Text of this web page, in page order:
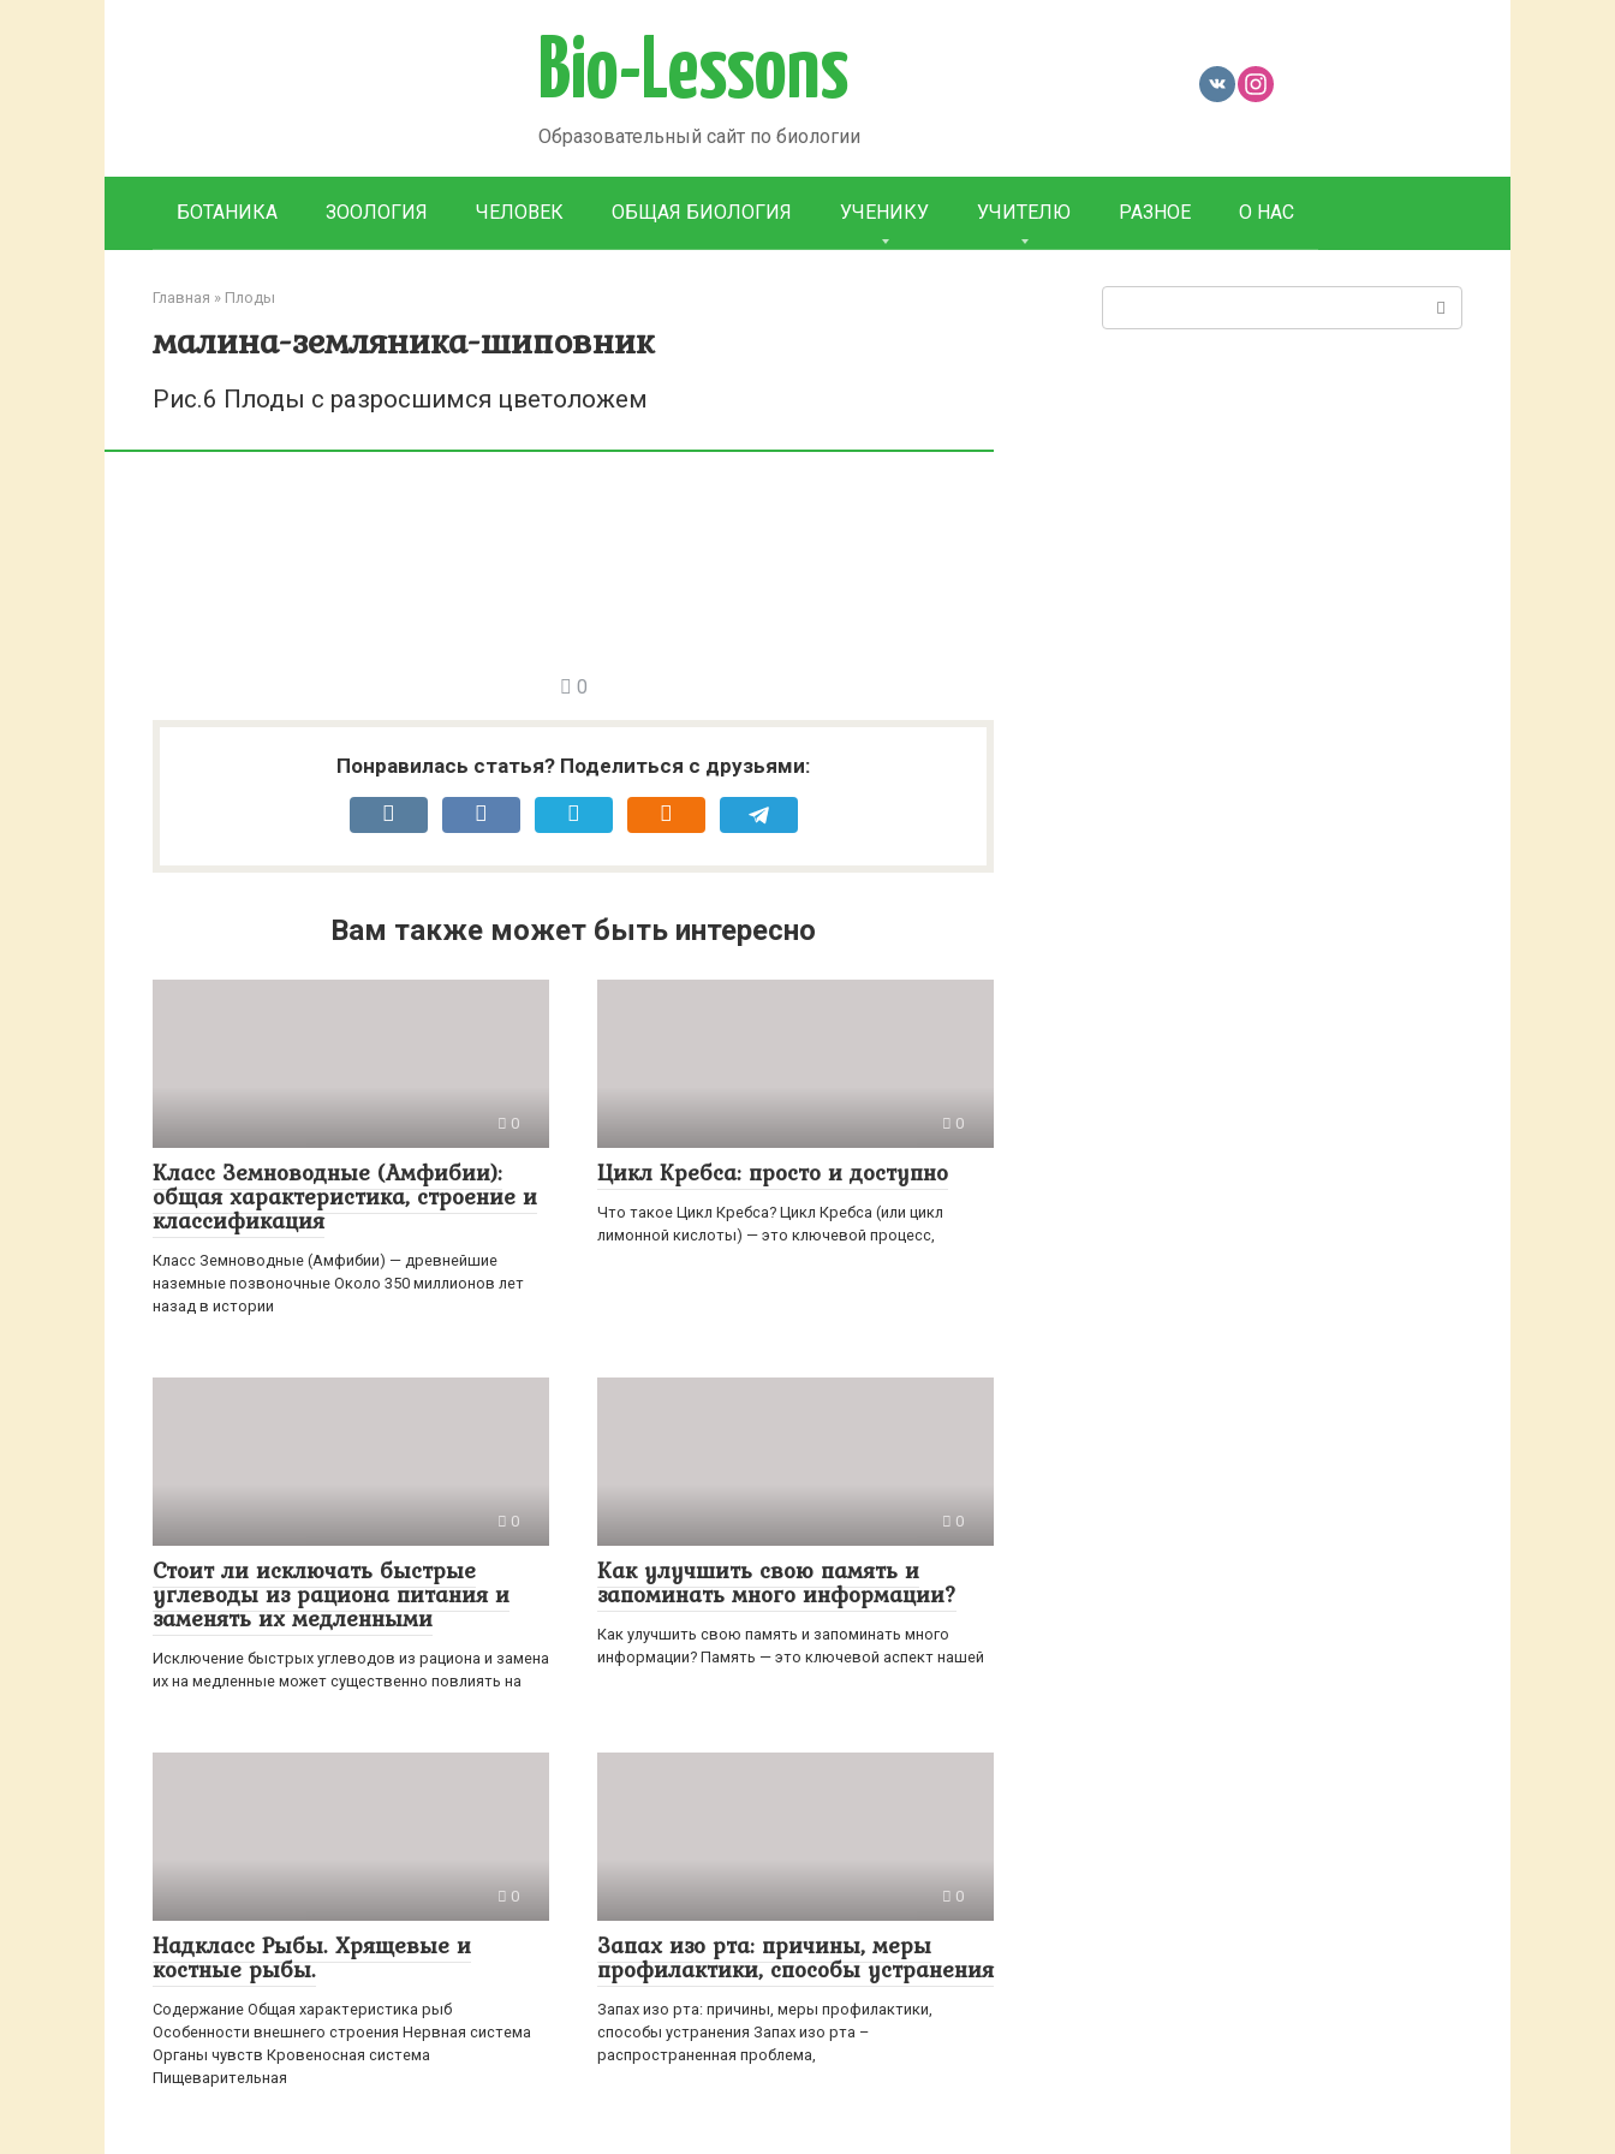
Bio-Lessons
Образовательный сайт по биологии
БОТАНИКА ЗООЛОГИЯ ЧЕЛОВЕК ОБЩАЯ БИОЛОГИЯ УЧЕНИКУ УЧИТЕЛЮ РАЗНОЕ О НАС
Главная » Плоды
малина-земляника-шиповник
Рис.6 Плоды с разросшимся цветоложем
0
Понравилась статья? Поделиться с друзьями:
Вам также может быть интересно
0
Класс Земноводные (Амфибии):
общая характеристика, строение и
классификация
Класс Земноводные (Амфибии) — древнейшие
наземные позвоночные Около 350 миллионов лет
назад в истории
0
Цикл Кребса: просто и доступно
Что такое Цикл Кребса? Цикл Кребса (или цикл
лимонной кислоты) — это ключевой процесс,
0
Стоит ли исключать быстрые
углеводы из рациона питания и
заменять их медленными
Исключение быстрых углеводов из рациона и замена
их на медленные может существенно повлиять на
0
Как улучшить свою память и
запоминать много информации?
Как улучшить свою память и запоминать много
информации? Память — это ключевой аспект нашей
0
Надкласс Рыбы. Хрящевые и
костные рыбы.
Содержание Общая характеристика рыб
Особенности внешнего строения Нервная система
Органы чувств Кровеносная система
Пищеварительная
0
Запах изо рта: причины, меры
профилактики, способы устранения
Запах изо рта: причины, меры профилактики,
способы устранения Запах изо рта –
распространенная проблема,